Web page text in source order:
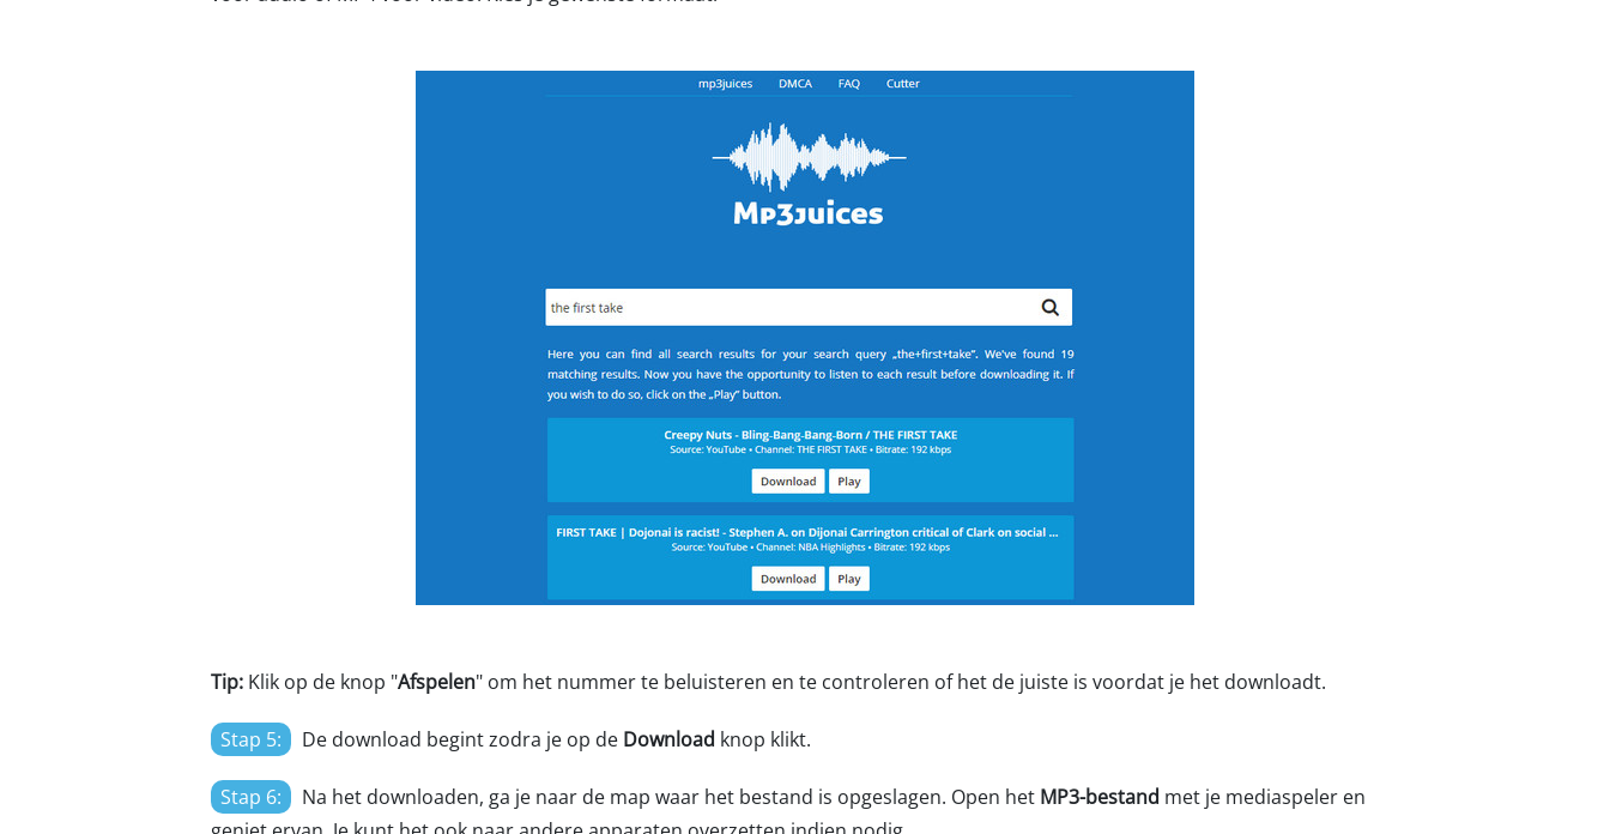
Tip: Klik op de knop "Afspelen" om het nummer te beluisteren en te controleren of het de juiste is voordat je het downloadt.
Stap 5: De download begint zodra je op de Download knop klikt.
Stap 6: Na het downloaden, ga je naar de map waar het bestand is opgeslagen. Open het MP3-bestand met je mediaspeler en